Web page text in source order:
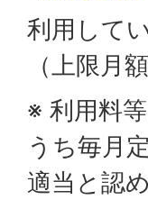
利用して
（上限月
※ 利用料
うち毎月
適当と認